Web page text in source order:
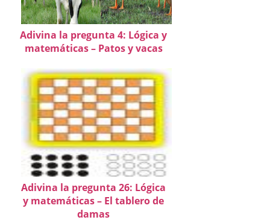
Adivina la pregunta 4: Lógica y
matemáticas – Patos y vacas
Adivina la pregunta 26: Lógica
y matemáticas – El tablero de
damas